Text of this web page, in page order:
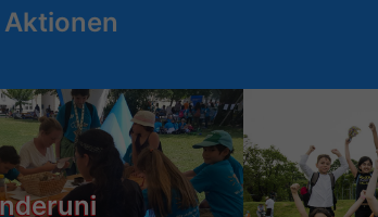
Aktionen